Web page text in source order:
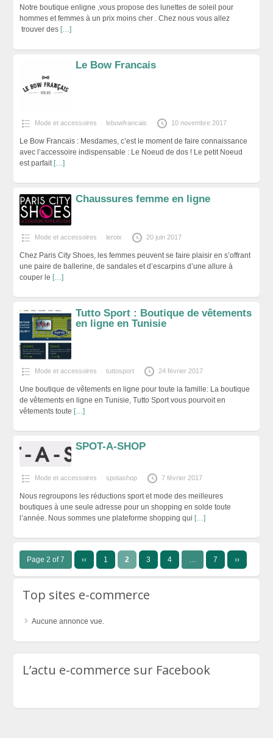
Notre boutique enligne ,vous propose des lunettes de soleil pour
hommes et femmes à un prix moins cher . Chez nous vous allez
trouver des […]
Le Bow Francais
Mode et accessoires lebowfrancais 10 novembre 2017
Le Bow Francais : Mesdames, c’est le moment de faire connaissance
avec l’accessoire indispensable : Le Noeud de dos ! Le petit Noeud
est parfait[…]
Chaussures femme en ligne
Mode et accessoires leroix 20 juin 2017
Chez Paris City Shoes, les femmes peuvent se faire plaisir en s’offrant
une paire de ballerine, de sandales et d’escarpins d’une allure à
couper le […]
Tutto Sport : Boutique de vêtements
en ligne en Tunisie
Mode et accessoires tuttosport 24 février 2017
Une boutique de vêtements en ligne pour toute la famille: La boutique
de vêtements en ligne en Tunisie, Tutto Sport vous pourvoit en
vêtements toute […]
SPOT-A-SHOP
Mode et accessoires spotashop 7 février 2017
Nous regroupons les réductions sport et mode des meilleures
boutiques à une seule adresse pour un shopping en solde toute
l’année. Nous sommes une plateforme shopping qui […]
Page 2 of 7 ‹‹ 1 2 3 4 … 7 ››
Top sites e-commerce
Aucune annonce vue.
L’actu e-commerce sur Facebook